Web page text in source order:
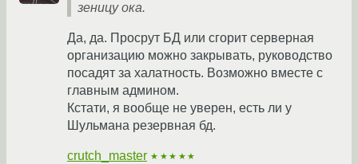
зеницу ока.
Да, да. Просрут БД или сгорит серверная
организацию можно закрывать, руководство
посадят за халатность. Возможно вместе с
главным админом.
Кстати, я вообще не уверен, есть ли у
Шульмана резервная бд.
crutch_master ★★★★★